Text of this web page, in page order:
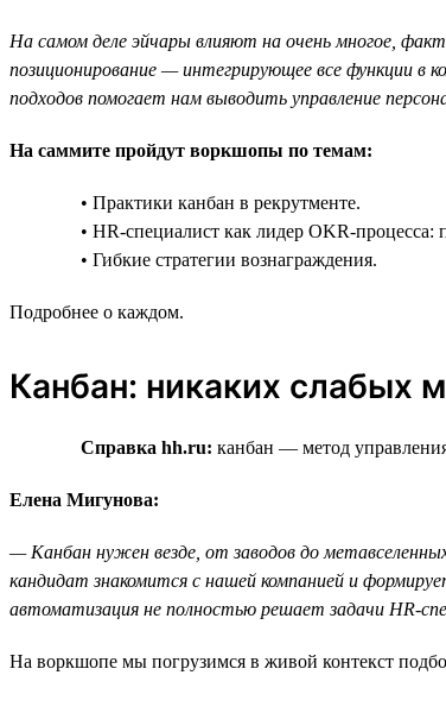
На самом деле эйчары влияют на очень многое,
позиционирование — интегрирующее все функции в
подходов помогает нам выводить управление
На саммите пройдут воркшопы по темам:
• Практики канбан в рекрутменте.
• HR-специалист как лидер OKR-
• Гибкие стратегии вознаграждения.
Подробнее о каждом.
Канбан: никаких слабых
Справка hh.ru: канбан — метод
Елена Мигунова:
— Канбан нужен везде, от заводов до
кандидат знакомится с нашей компанией и
автоматизация не полностью решает задачи HR-
На воркшопе мы погрузимся в живой контекст